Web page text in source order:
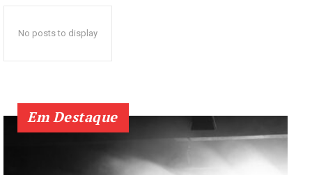
No posts to display
Em Destaque